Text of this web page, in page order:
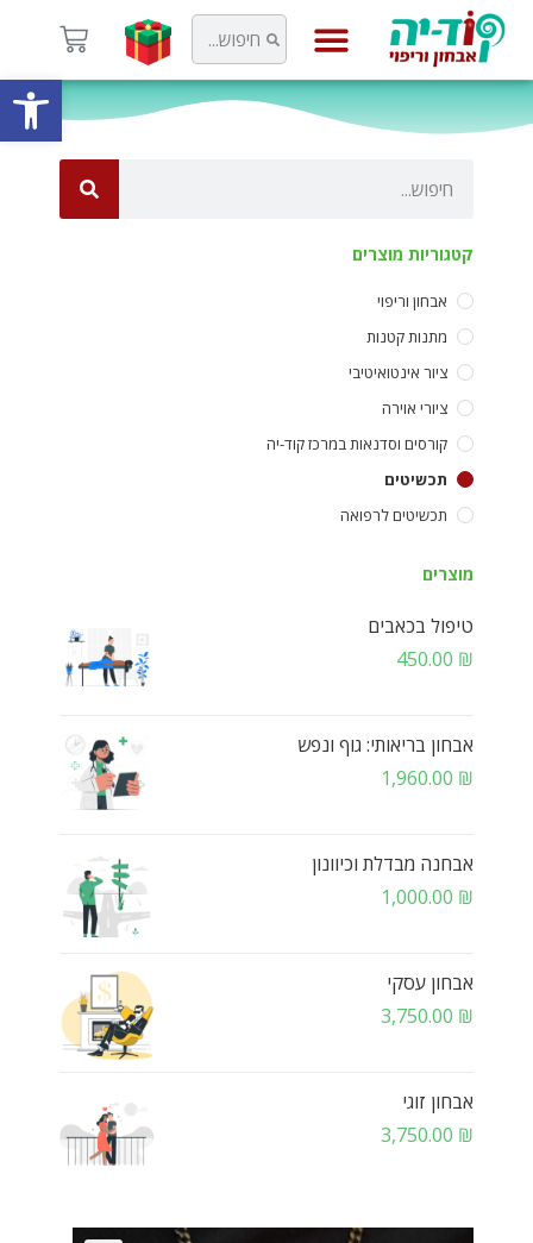
קטגוריות מוצרים
אבחון וריפוי
מתנות קטנות
ציור אינטואיטיבי
ציורי אוירה
קורסים וסדנאות במרכז קוד-יה
תכשיטים
תכשיטים לרפואה
מוצרים
טיפול בכאבים
450.00 ₪
אבחון בריאותי: גוף ונפש
1,960.00 ₪
אבחנה מבדלת וכיוונון
1,000.00 ₪
אבחון עסקי
3,750.00 ₪
אבחון זוגי
3,750.00 ₪